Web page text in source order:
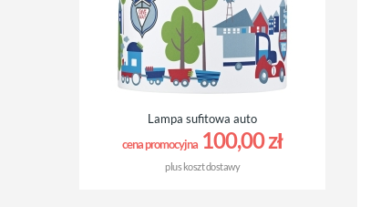
Lampa sufitowa auto
cena promocyjna 100,00 zł
pluskoszt dostawy